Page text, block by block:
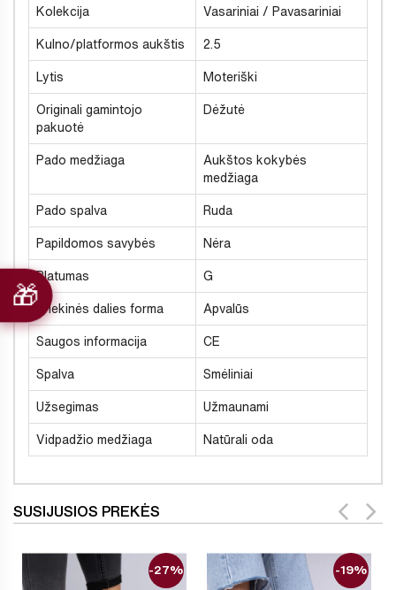
Kolekcija Vasariniai / Pavasariniai
Kulno/platformos aukštis 2.5
Lytis Moteriški
Originali gamintojo
pakuotė
Dėžutė
Pado medžiaga
Aukštos kokybės
medžiaga
Pado spalva Ruda
Papildomos savybės Nėra
Platumas G
Priekinės dalies forma Apvalūs
Saugos informacija CE
Spalva Smėliniai
Užsegimas Užmaunami
Vidpadžio medžiaga Natūrali oda
SUSIJUSIOS PREKĖS
-27% -19%